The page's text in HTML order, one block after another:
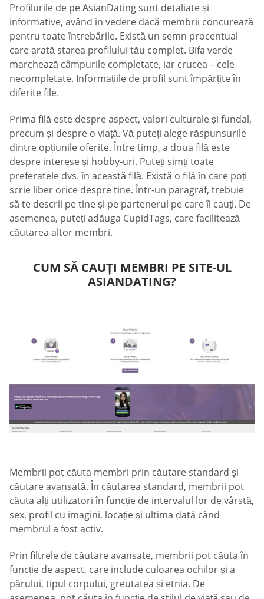
Profilurile de pe AsianDating sunt detaliate și
informative, având în vedere dacă membrii concurează
pentru toate întrebările. Există un semn procentual
care arată starea profilului tău complet. Bifa verde
marchează câmpurile completate, iar crucea – cele
necompletate. Informațiile de profil sunt împărțite în
diferite file.
Prima filă este despre aspect, valori culturale și fundal,
precum și despre o viață. Vă puteți alege răspunsurile
dintre opțiunile oferite. Între timp, a doua filă este
despre interese și hobby-uri. Puteți simți toate
preferatele dvs. în această filă. Există o filă în care poți
scrie liber orice despre tine. Într-un paragraf, trebuie
să te descrii pe tine și pe partenerul pe care îl cauți. De
asemenea, puteți adăuga CupidTags, care facilitează
căutarea altor membri.
CUM SĂ CAUȚI MEMBRI PE SITE-UL
ASIANDATING?
Membrii pot căuta membri prin căutare standard și
căutare avansată. În căutarea standard, membrii pot
căuta alți utilizatori în funcție de intervalul lor de vârstă,
sex, profil cu imagini, locație și ultima dată când
membrul a fost activ.
Prin filtrele de căutare avansate, membrii pot căuta în
funcție de aspect, care include culoarea ochilor și a
părului, tipul corpului, greutatea și etnia. De